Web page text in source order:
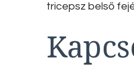
tricepsz belső